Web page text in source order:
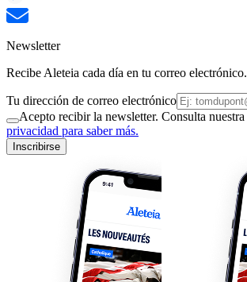
Newsletter
Recibe Aleteia cada día en tu correo electrónico.
Tu dirección de correo electrónico
Acepto recibir la newsletter. Consulta nuestra
privacidad para saber más.
Inscribirse